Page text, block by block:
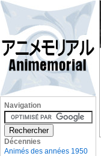
Navigation
Décennies
Animés des années 1950